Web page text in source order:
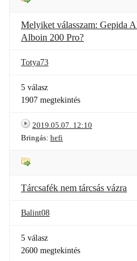
Melyiket válasszam: Gepida
Alboin 200 Pro?
Totya73
5 válasz
1907 megtekintés
2019.05.07. 12:10
Bringás: hefi
Tárcsafék nem tárcsás vázra
Balint08
5 válasz
2600 megtekintés